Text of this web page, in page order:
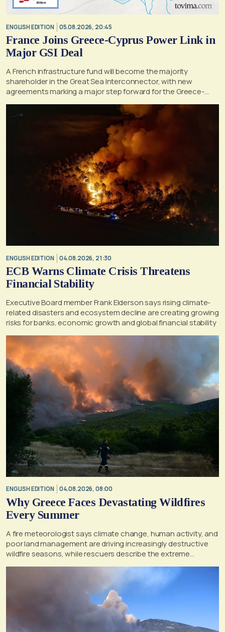
ENGLISH EDITION 05.08.2026, 20:45
France Joins Greece-Cyprus Power Link in
Major GSI Deal
A French infrastructure fund will become the majority
shareholder in the Great Sea Interconnector, with new
agreements marking a major step forward for the Greece-
ENGLISH EDITION 04.08.2026, 21:30
ECB Warns Climate Crisis Threatens
Financial Stability
Executive Board member Frank Elderson says rising climate-
related disasters and ecosystem decline are creating growing
risks for banks, economic growth and global financial stability
ENGLISH EDITION 04.08.2026, 08:00
Why Greece Faces Devastating Wildfires
Every Summer
A fire meteorologist says climate change, human activity, and
poor land management are driving increasingly destructive
wildfire seasons, while rescuers describe the extreme